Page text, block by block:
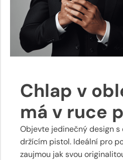
Chlap v
má v ruce
Objevte jedinečný design s
držícím pistol. Ideální pro
zaujmou jak svou